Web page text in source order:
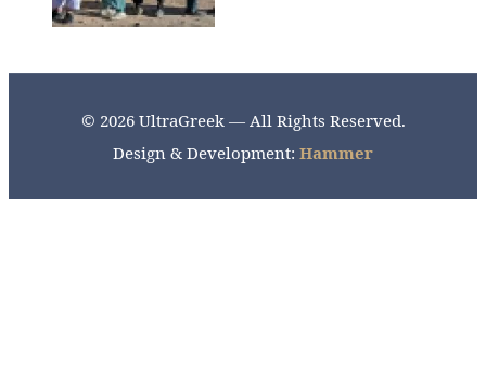
© 2026 UltraGreek — All Rights Reserved.
Design & Development: Hammer